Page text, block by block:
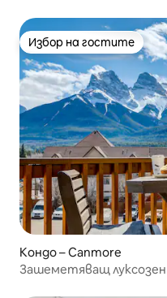
Избор на гостите
Избор на гостите
Кондо – Canmore
Зашеметяващ